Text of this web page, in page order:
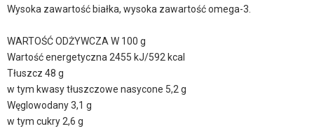
Wysoka zawartość białka, wysoka zawartość omega-3.
WARTOŚĆ ODŻYWCZA W 100 g
Wartość energetyczna 2455 kJ/592 kcal
Tłuszcz 48 g
w tym kwasy tłuszczowe nasycone 5,2 g
Węglowodany 3,1 g
w tym cukry 2,6 g